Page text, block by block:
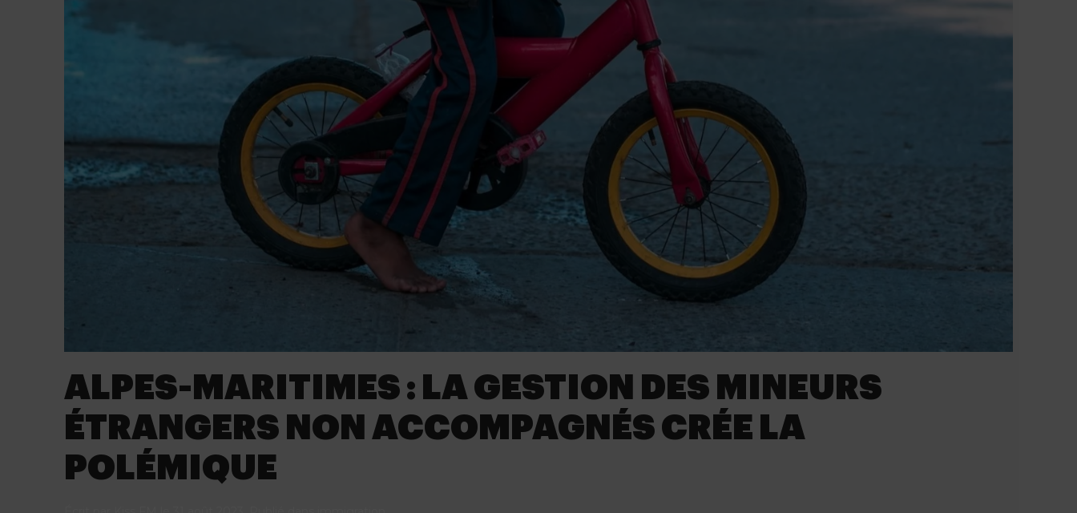
ALPES-MARITIMES : LA GESTION DES MINEURS
ÉTRANGERS NON ACCOMPAGNÉS CRÉE LA
POLÉMIQUE